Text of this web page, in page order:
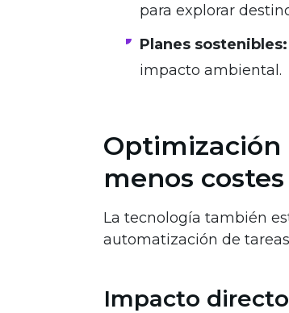
para explorar
Planes sostenibles:
impacto ambiental.
Optimización
menos costes
La tecnología también
automatización de
Impacto